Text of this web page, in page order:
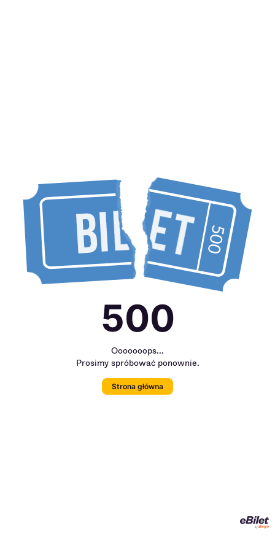
500
Ooooooops...
Prosimy spróbować ponownie.
Strona główna